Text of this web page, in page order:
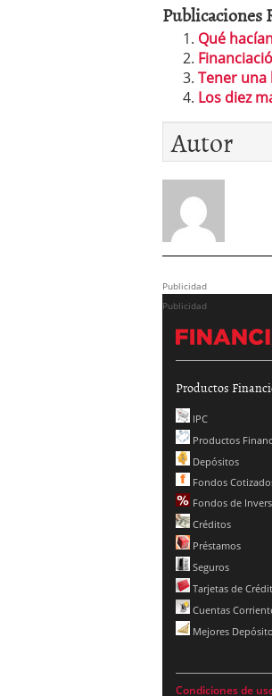
Publicaciones
Qué
Tener
Los diez
Autor
Publicidad
Publicidad
Productos
IPC
Productos
Depósitos
Fondos
Fondos de
Créditos
Préstamos
Seguros
Tarjetas de
Cuentas
Mejores
Condiciones de